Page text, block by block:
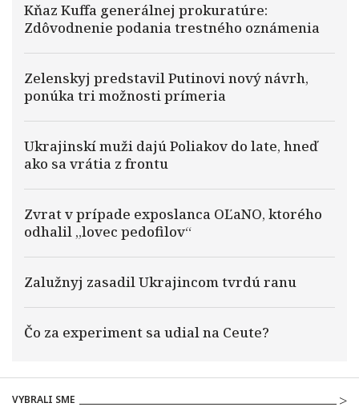
Kňaz Kuffa generálnej prokuratúre:
Zdôvodnenie podania trestného oznámenia
Zelenskyj predstavil Putinovi nový návrh,
ponúka tri možnosti prímeria
Ukrajinskí muži dajú Poliakov do late, hneď
ako sa vrátia z frontu
Zvrat v prípade exposlanca OĽaNO, ktorého
odhalil „lovec pedofilov“
Zalužnyj zasadil Ukrajincom tvrdú ranu
Čo za experiment sa udial na Ceute?
VYBRALI SME